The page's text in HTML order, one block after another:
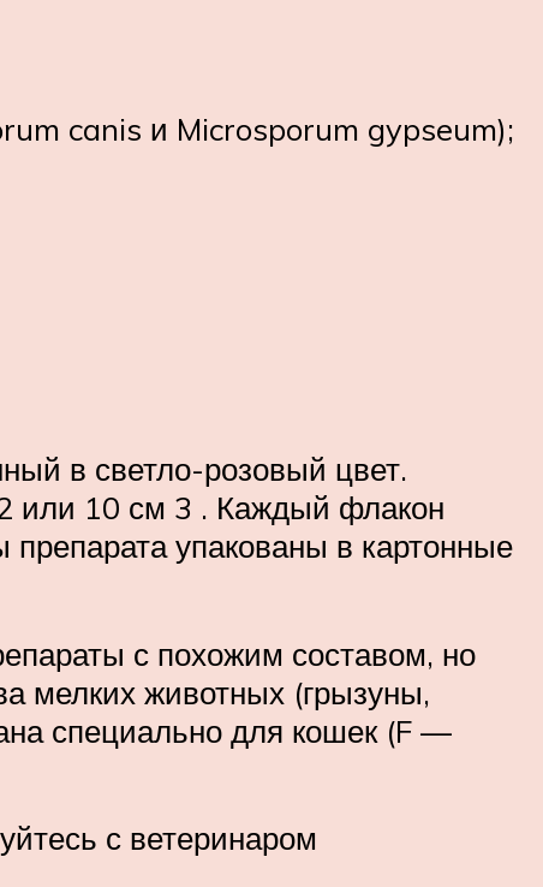
canis и Microsporum gypseum);
в светло-розовый цвет.
или 10 см 3 . Каждый флакон
упакованы в картонные
с похожим составом, но
мелких животных (грызуны,
специально для кошек (F —
с ветеринаром